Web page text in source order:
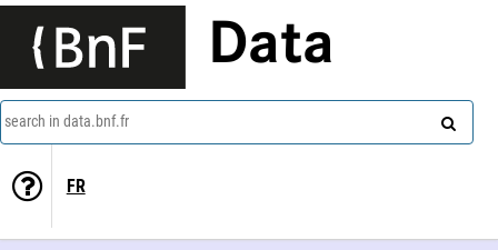
Data
search in data.bnf.fr
FR